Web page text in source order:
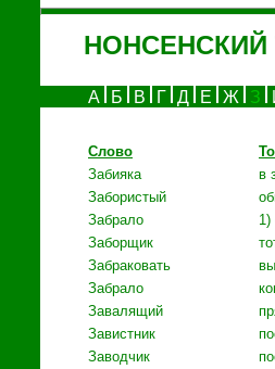
А Б В Г Д Е Ж З
Слово
Забияка
в
Забористый
Забрало
1)
Заборщик
Забраковать
Забрало
Завалящий
Завистник
Заводчик